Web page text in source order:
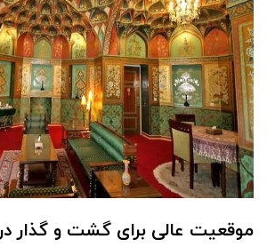
موقعیت عالی برای گشت و گذار